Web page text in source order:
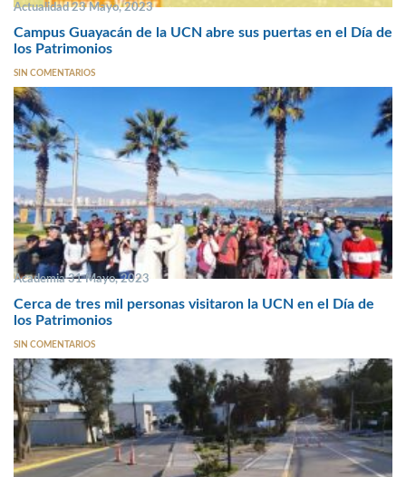
Actualidad 23 Mayo, 2023
Campus Guayacán de la UCN abre sus puertas en el Día de
los Patrimonios
SIN COMENTARIOS
Academia 31 Mayo, 2023
Cerca de tres mil personas visitaron la UCN en el Día de
los Patrimonios
SIN COMENTARIOS